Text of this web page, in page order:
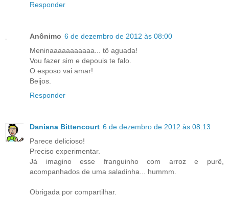
Responder
Anônimo 6 de dezembro de 2012 às 08:00
Meninaaaaaaaaaaa... tô aguada!
Vou fazer sim e depouis te falo.
O esposo vai amar!
Beijos.
Responder
Daniana Bittencourt 6 de dezembro de 2012 às 08:13
Parece delicioso!
Preciso experimentar.
Já imagino esse franguinho com arroz e purê,
acompanhados de uma saladinha... hummm.
Obrigada por compartilhar.